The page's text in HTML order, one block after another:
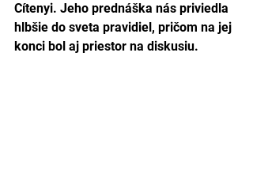
Cítenyi. Jeho prednáška nás priviedla
hlbšie do sveta pravidiel, pričom na jej
konci bol aj priestor na diskusiu.